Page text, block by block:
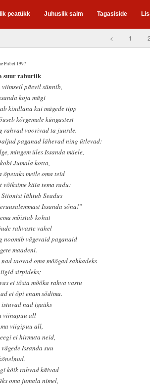
peatükk Juhuslik salm Tagasiside
< 1 2
Piibel 1997
suur rahuriik
viimseil päevil sünnib,
koja mägi
kindlana kui mägede tipp
kõrgemale küngastest
rahvad voorivad ta juurde.
paganad lähevad ning ütlevad:
mingem üles Issanda mäele,
Jumala kotta,
õpetaks meile oma teid
võiksime käia tema radu:
Siionist lähtub Seadus
Issanda sõna!”
mõistab kohut
rahvaste vahel
noomib vägevaid paganaid
maadeni.
taovad oma mõõgad sahkadeks
sirpideks;
ei tõsta mõõka rahva vastu
ei õpi enam sõdima.
istuvad nad igaüks
viinapuu all
viigipuu all,
ei hirmuta neid,
vägede Issanda suu
kõik rahvad käivad
oma jumala nimel,